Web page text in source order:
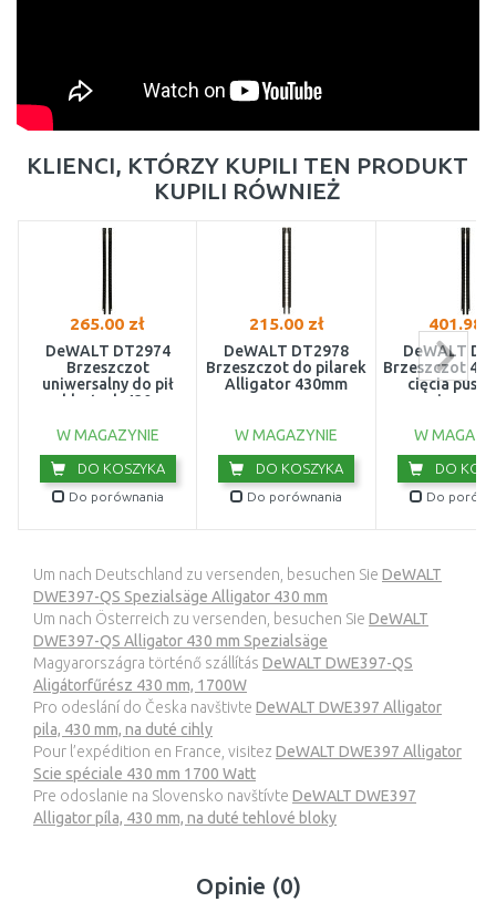
KLIENCI, KTÓRZY KUPILI TEN PRODUKT
KUPILI RÓWNIEŻ
265.00 zł
DeWALT DT2974
Brzeszczot
uniwersalny do pił
szablastych 430mm
W MAGAZYNIE
DO KOSZYKA
Do porównania
215.00 zł
DeWALT DT2978
Brzeszczot do pilarek
Alligator 430mm
W MAGAZYNIE
DO KOSZYKA
Do porównania
401.98
DeWALT
Brzeszczot
cięcia
ceramicznych
W
DO
Do
Um nach Deutschland zu versenden, besuchen Sie DeWALT
DWE397-QS Spezialsäge Alligator 430 mm
Um nach Österreich zu versenden, besuchen Sie DeWALT
DWE397-QS Alligator 430 mm Spezialsäge
Magyarországra történő szállítás DeWALT DWE397-QS
Aligátorfűrész 430 mm, 1700W
Pro odeslání do Česka navštivte DeWALT DWE397 Alligator
pila, 430 mm, na duté cihly
Pour l’expédition en France, visitez DeWALT DWE397 Alligator
Scie spéciale 430 mm 1700 Watt
Pre odoslanie na Slovensko navštívte DeWALT DWE397
Alligator píla, 430 mm, na duté tehlové bloky
Opinie (0)